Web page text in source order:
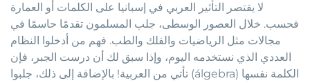
لا يقتصر التأثير العربي في إسبانيا على الكلمات أو العمارة
فحسب. خلال العصور الوسطى، جلب المسلمون تقدمًا حاسمًا في
مجالات مثل الرياضيات والفلك والطب. فهم من أدخلوا النظام
العددي الذي نستخدمه اليوم، وإذا سبق لك أن درست الجبر، فإن
الكلمة نفسها (álgebra) تأتي من العربية! بالإضافة إلى ذلك، جلبوا